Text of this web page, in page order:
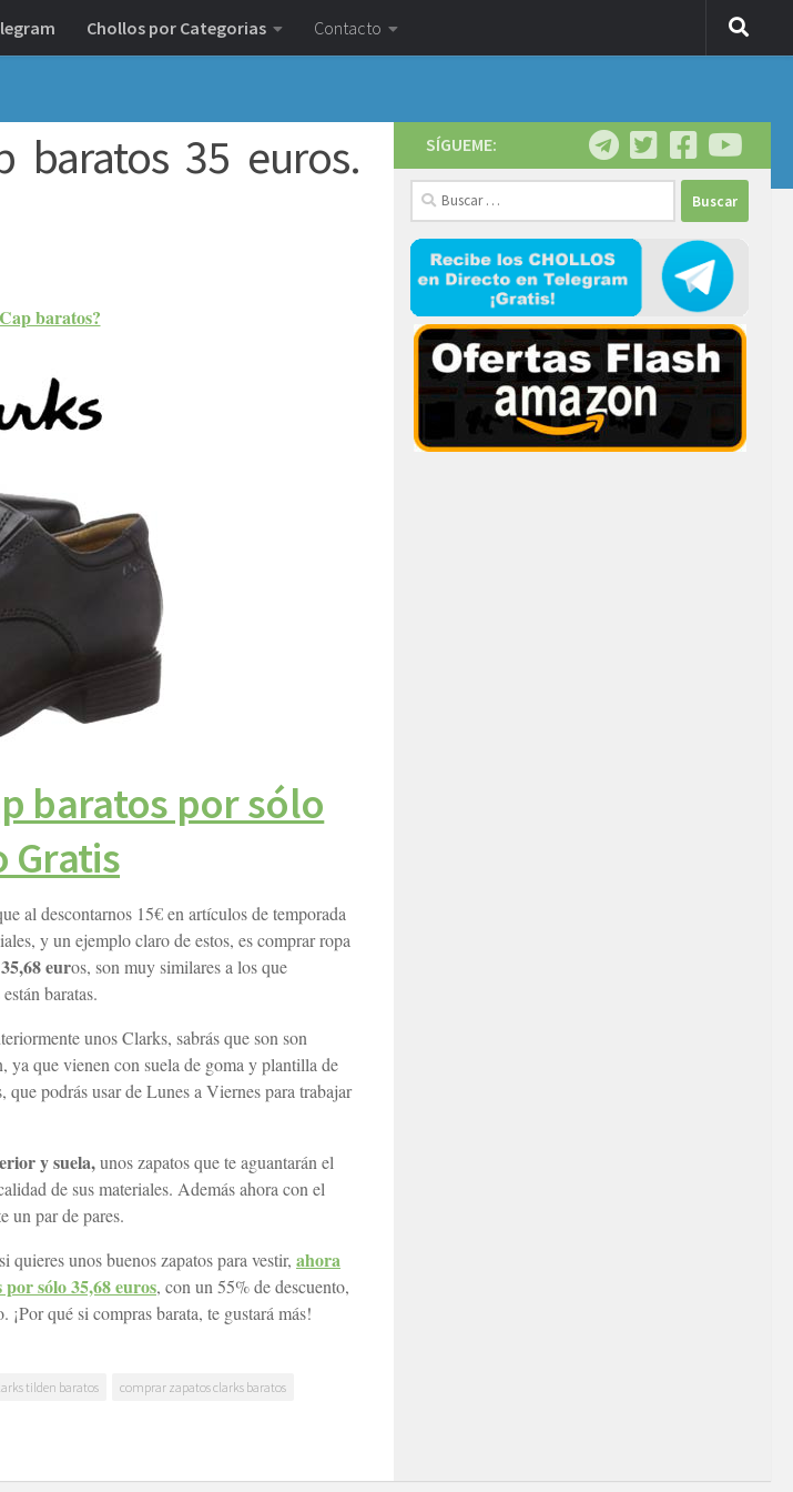
Chollos por Categorias Contacto
baratos 35 euros.
baratos?
baratos por sólo
Gratis
al descontarnos 15€ en artículos de temporada
y un ejemplo claro de estos, es comprar ropa
euros, son muy similares a los que
baratas.
unos Clarks, sabrás que son son
ya que vienen con suela de goma y plantilla de
podrás usar de Lunes a Viernes para trabajar
y suela,unos zapatos que te aguantarán el
de sus materiales. Además ahora con el
un par de pares.
quieres unos buenos zapatos para vestir, ahora
sólo 35,68 euros, con un 55% de descuento,
qué si compras barata, te gustará más!
tilden baratos comprar zapatos clarks baratos
SÍGUEME:
Buscar: